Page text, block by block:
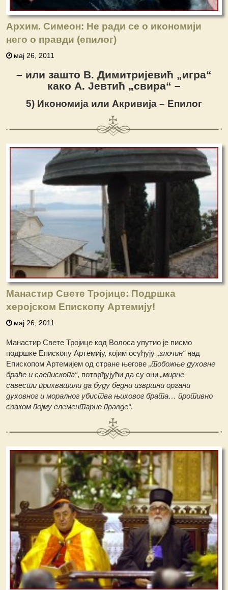
Архим. Симеон: Не ради се о икономији
него о правди (епилог)
мај 26, 2011
– или зашто В. Димитријевић „игра“
како А. Јевтић „свира“ –
5) Икономија или Акривија – Епилог
Манастир Свете Тројице: Подршка
херојском Епископу Артемију!
мај 26, 2011
Манастир Свете Тројице код Волоса упутио је писмо
подршке Епископу Артемију, којим осуђују„злочин“над
Епископом Артемијем од стране његове„тобожње духовне
браће и саепископа“, потврђујући да су они„мирне
савести прихватили да буду бедни извршни органи
духовног и моралног убиства њиховог брата… противно
сваком појму елементарне правде“.